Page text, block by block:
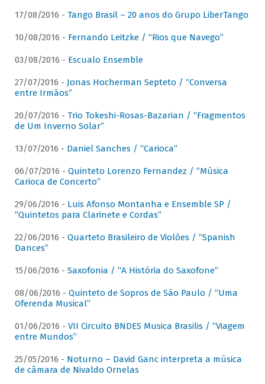
17/08/2016 - Tango Brasil – 20 anos do Grupo LiberTango
10/08/2016 - Fernando Leitzke / “Rios que Navego”
03/08/2016 - Escualo Ensemble
27/07/2016 - Jonas Hocherman Septeto / “Conversa
entre Irmãos”
20/07/2016 - Trio Tokeshi-Rosas-Bazarian / “Fragmentos
de Um Inverno Solar”
13/07/2016 - Daniel Sanches / “Carioca”
06/07/2016 - Quinteto Lorenzo Fernandez / “Música
Carioca de Concerto”
29/06/2016 - Luis Afonso Montanha e Ensemble SP /
“Quintetos para Clarinete e Cordas”
22/06/2016 - Quarteto Brasileiro de Violões / “Spanish
Dances”
15/06/2016 - Saxofonia / “A História do Saxofone”
08/06/2016 - Quinteto de Sopros de São Paulo / “Uma
Oferenda Musical”
01/06/2016 - VII Circuito BNDES Musica Brasilis / “Viagem
entre Mundos”
25/05/2016 - Noturno – David Ganc interpreta a música
de câmara de Nivaldo Ornelas